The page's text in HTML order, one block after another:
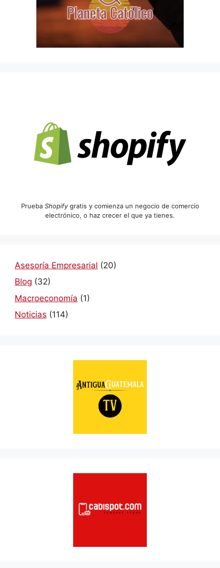
Prueba Shopifygratis y comienza un negocio de comercio
electrónico, o haz crecer el que ya tienes.
Asesoría Empresarial (20)
Blog (32)
Macroeconomía (1)
Noticias (114)